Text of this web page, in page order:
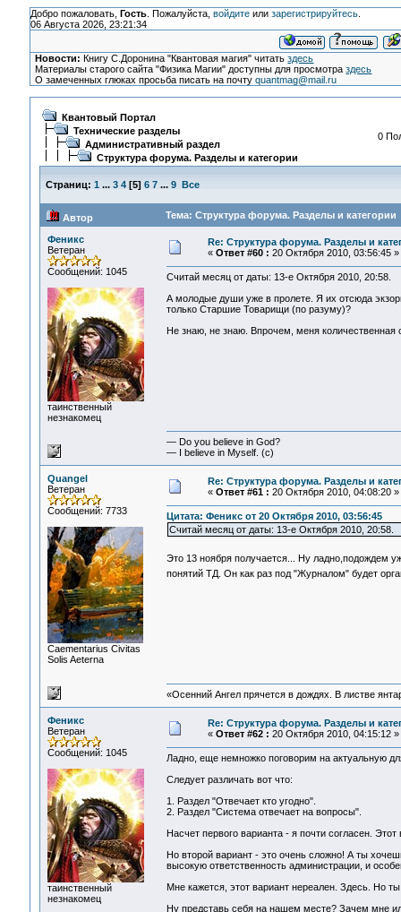
Добро пожаловать, Гость. Пожалуйста, войдитеили зарегистрируйтесь.
06 Августа 2026, 23:21:34
Новости: Книгу С.Доронина "Квантовая магия" читатьздесь
Материалы старого сайта "Физика Магии" доступны для просмотраздесь
О замеченных глюках просьба писать на почтуquantmag@mail.ru
Квантовый Портал
Технические разделы
Административный раздел
Структура форума. Разделы и категории
0
Страниц: 1 ... 3 4[5] 6 7 ... 9 Все
Автор Тема: Структура форума. Разделы и категории
Феникс
Ветеран
Сообщений: 1045
таинственный
незнакомец
Re: Структура форума. Разделы и
« Ответ #60 : 20 Октября 2010, 03:56:45 »
Считай месяц от даты: 13-е Октября 2010, 20:58.
А молодые души уже в пролете. Я их отсюда
только Старшие Товарищи (по разуму)?
Не знаю, не знаю. Впрочем, меня количественная
— Do you believe in God?
— I believe in Myself. (c)
Quangel
Ветеран
Сообщений: 7733
Сaementarius Civitas
Solis Aeterna
Re: Структура форума. Разделы и
« Ответ #61 : 20 Октября 2010, 04:08:20 »
Цитата: Феникс от 20 Октября 2010, 03:56:45
Считай месяц от даты: 13-е Октября 2010, 20:58.
Это 13 ноября получается... Ну ладно,подождем
понятий ТД. Он как раз под "Журналом" будет
«Осенний Ангел прячется в дождях. В листве
Феникс
Ветеран
Сообщений: 1045
таинственный
незнакомец
Re: Структура форума. Разделы и
« Ответ #62 : 20 Октября 2010, 04:15:12 »
Ладно, еще немножко поговорим на актуальную
Следует различать вот что:
1. Раздел "Отвечает кто угодно".
2. Раздел "Система отвечает на вопросы".
Насчет первого варианта - я почти согласен.
Но второй вариант - это очень сложно! А ты
высокую ответственность администрации, и
Мне кажется, этот вариант нереален. Здесь. Но
Ну представь себя на нашем месте? Зачем мне